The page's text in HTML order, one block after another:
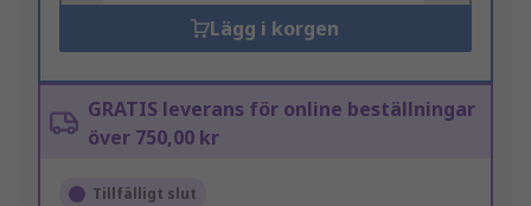
Lägg i korgen
GRATIS leverans för online beställningar
över 750,00 kr
Tillfälligt slut